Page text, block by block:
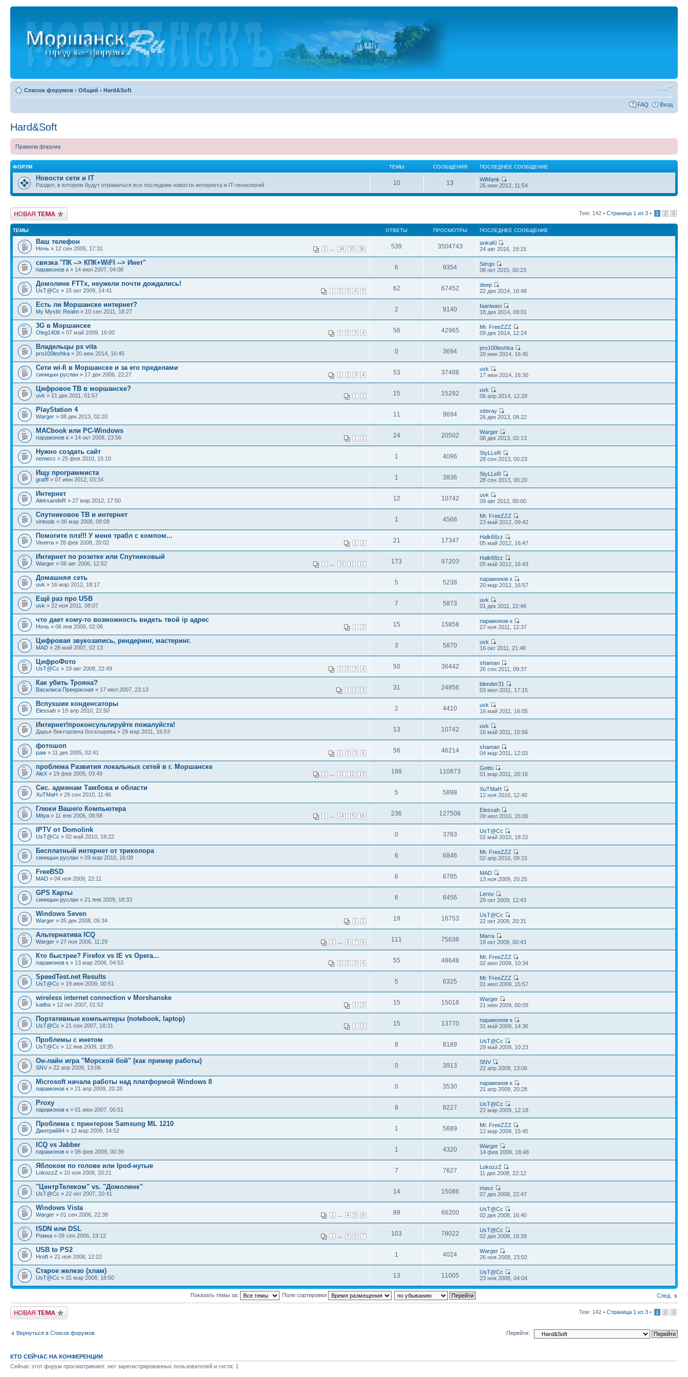
Список форумов ‹ Общий ‹ Hard&Soft
FAQ Вход
Hard&Soft
Правила форума
ФОРУМ ТЕМЫ СООБЩЕНИЯ ПОСЛЕДНЕЕ СООБЩЕНИЕ
Новости сети и IT
Раздел, в котором будут отражаться все последние новости интернета и IT-технологий 10 13
WiMank
26 июн 2012, 11:54
Новая тема Тем: 142 • Страница 1 из 3 • 1 2 3
ТЕМЫ ОТВЕТЫ ПРОСМОТРЫ ПОСЛЕДНЕЕ СООБЩЕНИЕ
Ваш телефон
1 34 35 36
Ночь » 12 сен 2005, 17:31 539 3504743
ankaKl
24 авг 2016, 19:15
связка "ПК --> КПК+WiFI --> Инет"
парамонов к » 14 июл 2007, 04:08 6 9354
Sergo
08 окт 2015, 00:23
Домолинк FTTx, неужели почти дождались!
1 2 3 4 5
UsT@Cc » 15 окт 2009, 14:41 62 67452
deep
22 дек 2014, 16:48
Есть ли Моршанске интернет?
My Mystic Realm » 10 сен 2011, 18:27 2 9140
faariwasi
18 дек 2014, 09:01
3G в Моршанске
1 2 3 4
Oleg1408 » 07 май 2009, 16:00 56 42965
Mr. FreeZZZ
09 дек 2014, 12:24
Владельцы ps vita
pro100leshka » 20 июн 2014, 16:45 0 3694
pro100leshka
20 июн 2014, 16:45
Сети wi-fi в Моршанске и за его пределами
1 2 3 4
синицын руслан » 17 дек 2006, 22:27 53 37488
uvk
17 июн 2014, 16:30
Цифровое ТВ в моршанске?
1 2
uvk » 21 дек 2011, 01:57 15 15292
uvk
06 апр 2014, 12:28
PlayStation 4
Warger » 08 дек 2013, 02:20 11 9694
stteray
26 дек 2013, 08:22
MACbook или PC-Windows
1 2
парамонов к » 14 окт 2008, 23:56 24 20502
Warger
08 дек 2013, 02:13
Нужно создать сайт
nemecc » 25 фев 2010, 15:10 1 4096
StyLLeR
28 сен 2013, 00:23
Ищу программиста
grafff » 07 июн 2012, 03:34 1 3836
StyLLeR
28 сен 2013, 00:20
Интернет
AleksandeR » 27 мар 2012, 17:50 12 10742
uvk
09 авг 2012, 00:00
Спутниковое ТВ и интернет
vintools » 06 мар 2008, 09:09 1 4566
Mr. FreeZZZ
23 май 2012, 09:42
Помогите плз!!! У меня трабл с компом...
1 2
Viverra » 28 фев 2008, 20:02 21 17347
Halk68zz
05 май 2012, 16:47
Интернет по розетке или Спутниковый
1 10 11 12
Warger » 08 авг 2006, 12:52 173 97203
Halk68zz
05 май 2012, 16:43
Домашняя сеть
uvk » 16 мар 2012, 18:17 5 5238
парамонов к
20 мар 2012, 16:57
Ещё раз про USB
uvk » 22 ноя 2011, 08:07 7 5873
uvk
01 дек 2011, 22:48
что дает кому-то возможность видеть твой ip адрес
1 2
Ночь » 06 янв 2006, 02:06 15 15858
парамонов к
27 ноя 2011, 12:37
Цифровая звукозапись, рендеринг, мастеринг.
MAD » 28 май 2007, 02:13 3 5870
uvk
16 окт 2011, 21:48
ЦифроФото
1 2 3 4
UsT@Cc » 19 авг 2008, 22:49 50 36442
shaman
26 сен 2011, 09:37
Как убить Трояна?
1 2 3
Василиса Прекрасная » 17 июл 2007, 23:13 31 24856
blender31
03 июл 2011, 17:15
Вспухшие конденсаторы
Elessah » 19 апр 2010, 22:50 2 4410
uvk
16 май 2011, 16:05
Интернет!проконсультируйте пожалуйста!
Дарья Викторовна Богатырева » 29 мар 2011, 16:53 13 10742
uvk
16 май 2011, 15:56
фотошоп
1 2 3 4
рам » 11 дек 2005, 02:41 56 46214
shaman
04 мар 2011, 12:03
проблема Развития локальных сетей в г. Моршанске
1 11 12 13
AleX » 19 фев 2005, 03:49 188 110873
Getto
01 мар 2011, 20:16
Сис. админам Тамбова и области
XuTMaH » 29 сен 2010, 11:46 5 5898
XuTMaH
12 ноя 2010, 12:40
Глюки Вашего Компьютера
1 14 15 16
Mitya » 11 янв 2006, 08:58 236 127508
Elessah
09 июл 2010, 15:00
IPTV от Domolink
UsT@Cc » 02 май 2010, 18:22 0 3763
UsT@Cc
02 май 2010, 18:22
Бесплатный интернет от триколора
синицын руслан » 09 мар 2010, 16:09 6 6846
Mr. FreeZZZ
02 апр 2010, 09:15
FreeBSD
MAD » 04 ноя 2009, 22:11 6 6785
MAD
13 ноя 2009, 20:25
GPS Карты
синицын руслан » 21 янв 2009, 18:33 6 6456
Lerov
29 окт 2009, 12:43
Windows Seven
1 2
Warger » 05 дек 2008, 05:34 19 16753
UsT@Cc
22 окт 2009, 20:31
Альтернатива ICQ
1 6 7 8
Warger » 27 ноя 2006, 11:29 111 75636
Marra
18 окт 2009, 00:43
Кто быстрее? Firefox vs IE vs Opera...
1 2 3 4
парамонов к » 13 мар 2006, 04:53 55 48648
Mr. FreeZZZ
02 июл 2009, 10:34
SpeedTest.net Results
UsT@Cc » 19 июн 2009, 00:51 5 6325
Mr. FreeZZZ
01 июл 2009, 15:57
wireless internet connection v Morshanske
1 2
katiha » 12 окт 2007, 01:52 15 15018
Warger
21 июн 2009, 00:09
Портативные компьютеры (notebook, laptop)
1 2
UsT@Cc » 21 сен 2007, 18:31 15 13770
парамонов к
31 май 2009, 14:36
Проблемы с инетом
UsT@Cc » 12 янв 2009, 18:35 8 8189
UsT@Cc
29 май 2009, 10:23
Он-лайн игра "Морской бой" (как пример работы)
SNV » 22 апр 2009, 13:06 0 3913
SNV
22 апр 2009, 13:06
Microsoft начала работы над платформой Windows 8
парамонов к » 21 апр 2009, 20:28 0 3530
парамонов к
21 апр 2009, 20:28
Proxy
парамонов к » 01 июн 2007, 00:51 8 8227
UsT@Cc
22 мар 2009, 12:18
Проблема с принтером Samsung ML 1210
Дмитрий84 » 12 мар 2009, 14:52 1 5689
Mr. FreeZZZ
12 мар 2009, 15:45
ICQ vs Jabber
парамонов к » 08 фев 2009, 00:39 1 4320
Warger
14 фев 2009, 18:48
Яблоком по голове или Ipod-нутые
LokozzZ » 10 ноя 2008, 20:21 7 7627
LokozzZ
11 дек 2008, 22:12
"ЦентрТелеком" vs. "Домолинк"
UsT@Cc » 22 окт 2007, 20:41 14 15086
mavz
07 дек 2008, 22:47
Windows Vista
1 4 5 6
Warger » 01 сен 2006, 22:38 89 66200
UsT@Cc
02 дек 2008, 16:40
ISDN или DSL
1 5 6 7
Ромка » 09 сен 2006, 19:12 103 78022
UsT@Cc
02 дек 2008, 16:39
USB to PS2
Hroft » 21 ноя 2008, 12:22 1 4024
Warger
26 ноя 2008, 23:02
Старое железо (хлам)
UsT@Cc » 31 мар 2008, 18:50 13 11005
UsT@Cc
23 ноя 2008, 04:04
След.
Показать темы за: Поле сортировки
Новая тема Тем: 142 • Страница 1 из 3 • 1 2 3
Вернуться в Список форумов Перейти:
КТО СЕЙЧАС НА КОНФЕРЕНЦИИ
Сейчас этот форум просматривают: нет зарегистрированных пользователей и гости: 1